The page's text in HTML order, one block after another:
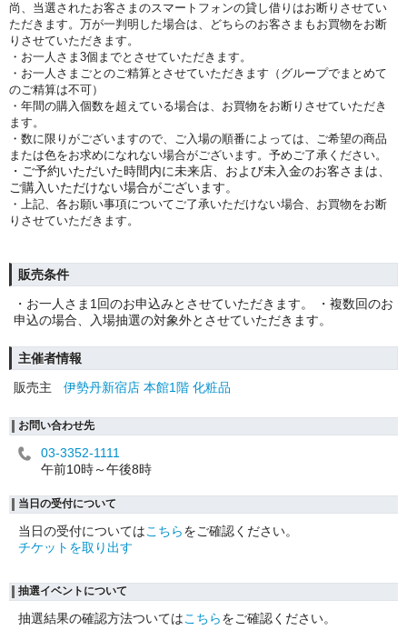
尚、当選されたお客さまのスマートフォンの貸し借りはお断りさせてい
ただきます。万が一判明した場合は、どちらのお客さまもお買物をお断
りさせていただきます。
・お一人さま3個までとさせていただきます。
・お一人さまごとのご精算とさせていただきます（グループでまとめて
のご精算は不可）
・年間の購入個数を超えている場合は、お買物をお断りさせていただき
ます。
・数に限りがございますので、ご入場の順番によっては、ご希望の商品
または色をお求めになれない場合がございます。予めご了承ください。
・ご予約いただいた時間内に未来店、および未入金のお客さまは、
ご購入いただけない場合がございます。
・上記、各お願い事項についてご了承いただけない場合、お買物をお断
りさせていただきます。
販売条件
・お一人さま1回のお申込みとさせていただきます。 ・複数回のお
申込の場合、入場抽選の対象外とさせていただきます。
主催者情報
販売主
伊勢丹新宿店 本館1階 化粧品
お問い合わせ先
03-3352-1111
午前10時～午後8時
当日の受付について
当日の受付についてはこちらをご確認ください。
チケットを取り出す
抽選イベントについて
抽選結果の確認方法ついてはこちらをご確認ください。